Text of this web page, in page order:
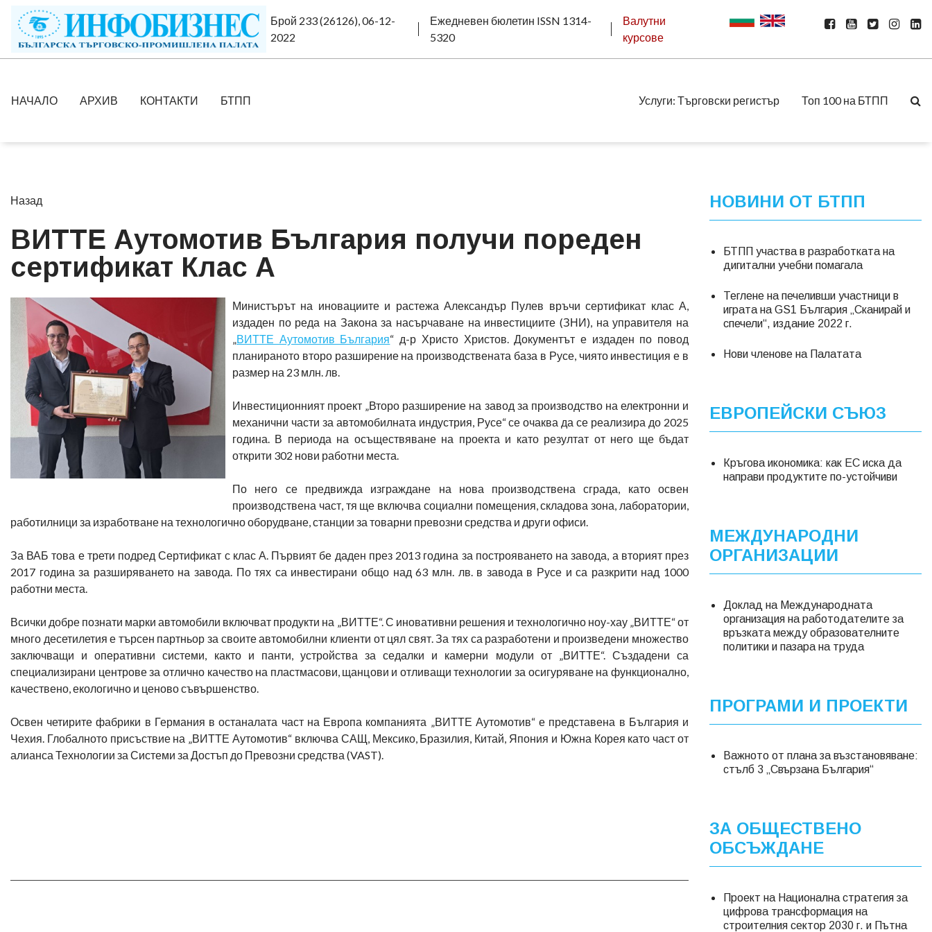
Брой 233 (26126), 06-12-
2022
Ежедневен бюлетин ISSN 1314-
5320
Валутни
курсове
НАЧАЛО АРХИВ КОНТАКТИ БТПП Услуги: Търговски регистър Топ 100 на БТПП
Назад
ВИТТЕ Аутомотив България получи пореден
сертификат Клас А
Министърът на иновациите и растежа Александър Пулев връчи сертификат клас А,
издаден по реда на Закона за насърчаване на инвестициите (ЗНИ), на управителя на
ВИТТЕ Аутомотив България“ д-р Христо Христов. Документът е издаден по повод
планираното второ разширение на производствената база в Русе, чиято инвестиция е в
размер на 23 млн. лв.
Инвестиционният проект „Второ разширение на завод за производство на електронни и
механични части за автомобилната индустрия, Русе“ се очаква да се реализира до 2025
година. В периода на осъществяване на проекта и като резултат от него ще бъдат
открити 302 нови работни места.
По него се предвижда изграждане на нова производствена сграда, като освен
производствена част, тя ще включва социални помещения, складова зона, лаборатории,
работилници за изработване на технологично оборудване, станции за товарни превозни средства и други офиси.
За ВАБ това е трети подред Сертификат с клас А. Първият бе даден през 2013 година за построяването на завода, а вторият през
2017 година за разширяването на завода. По тях са инвестирани общо над 63 млн. лв. в завода в Русе и са разкрити над 1000
работни места.
Всички добре познати марки автомобили включват продукти на „ВИТТЕ“. С иновативни решения и технологично ноу-хау „ВИТТЕ“ от
много десетилетия е търсен партньор за своите автомобилни клиенти от цял свят. За тях са разработени и произведени множество
заключващи и оперативни системи, както и панти, устройства за седалки и камерни модули от „ВИТТЕ“. Създадени са
специализирани центрове за отлично качество на пластмасови, щанцови и отливащи технологии за осигуряване на функционално,
качествено, екологично и ценово съвършенство.
Освен четирите фабрики в Германия в останалата част на Европа компанията „ВИТТЕ Аутомотив“ е представена в България и
Чехия. Глобалното присъствие на „ВИТТЕ Аутомотив“ включва САЩ, Мексико, Бразилия, Китай, Япония и Южна Корея като част от
алианса Технологии за Системи за Достъп до Превозни средства (VAST).
НОВИНИ ОТ БТПП
БТПП участва в разработката на
дигитални учебни помагала
Теглене на печеливши участници в
играта на GS1 България „Сканирай и
спечели“, издание 2022 г.
Нови членове на Палатата
ЕВРОПЕЙСКИ СЪЮЗ
Кръгова икономика: как ЕС иска да
направи продуктите по-устойчиви
МЕЖДУНАРОДНИ
ОРГАНИЗАЦИИ
Доклад на Международната
организация на работодателите за
връзката между образователните
политики и пазара на труда
ПРОГРАМИ И ПРОЕКТИ
Важното от плана за възстановяване:
стълб 3 „Свързана България“
ЗА ОБЩЕСТВЕНО
ОБСЪЖДАНЕ
Проект на Национална стратегия за
цифрова трансформация на
строителния сектор 2030 г. и Пътна